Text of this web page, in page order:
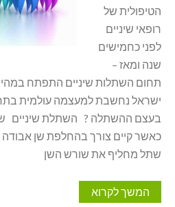
הטיפולית של
רופאי שיניים
לפני כחמישים
שנה ומאז –
תחום השתלות שיניים התפתח
ישראל נחשבת למעצמה עולמית
בעצם ההשתלה ? השתלת שיניים
כאשר קיים צורך בהחלפת שן
שתל מחליף את שורש השן
המשך לקרוא